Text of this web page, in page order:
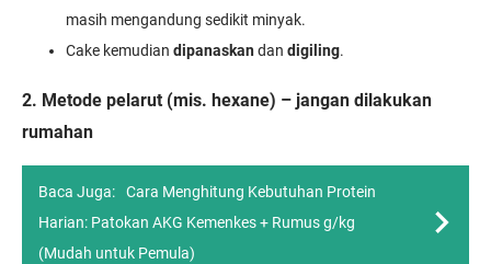
masih mengandung sedikit minyak.
Cake kemudian dipanaskandan digiling.
2. Metode pelarut (mis. hexane) – jangan dilakukan
rumahan
Baca Juga:
Cara Menghitung Kebutuhan Protein
Harian: Patokan AKG Kemenkes + Rumus g/kg
(Mudah untuk Pemula)